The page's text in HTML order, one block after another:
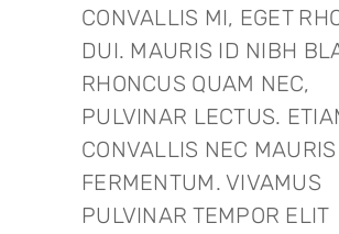
CONVALLIS MI, EGET
DUI. MAURIS ID NIBH
RHONCUS QUAM NEC,
PULVINAR LECTUS.
CONVALLIS NEC
FERMENTUM. VIVAMUS
PULVINAR TEMPOR ELIT